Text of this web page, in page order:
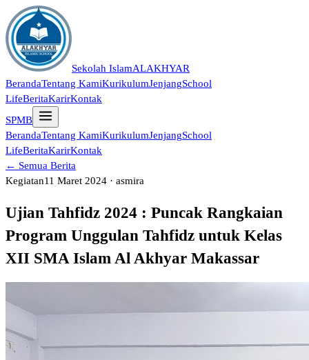
Sekolah IslamALAKHYAR
BerandaTentang KamiKurikulumJenjangSchool
LifeBeritaKarirKontak
SPMB
BerandaTentang KamiKurikulumJenjangSchool
LifeBeritaKarirKontak
← Semua Berita
Kegiatan11 Maret 2024 · asmira
Ujian Tahfidz 2024 : Puncak Rangkaian
Program Unggulan Tahfidz untuk Kelas
XII SMA Islam Al Akhyar Makassar